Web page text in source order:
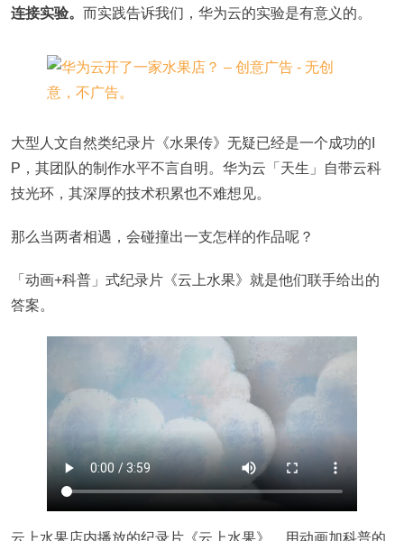
连接实验。 而实践告诉我们，华为云的实验是有意义的。
大型人文自然类纪录片《水果传》无疑已经是一个成功的I
P，其团队的制作水平不言自明。华为云「天生」自带云科
技光环，其深厚的技术积累也不难想见。
那么当两者相遇，会碰撞出一支怎样的作品呢？
「动画+科普」式纪录片《云上水果》就是他们联手给出的
答案。
云上水果店内播放的纪录片《云上水果》，用动画加科普的